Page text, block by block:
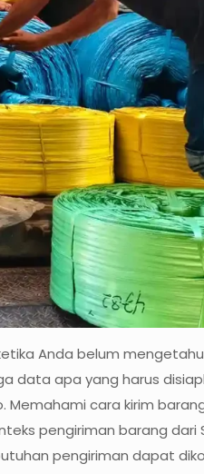
Anda belum
apa yang harus
cara kirim
pengiriman barang
pengiriman dapat